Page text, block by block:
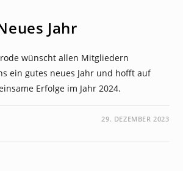
Jahr
wünscht allen Mitgliedern
ein gutes neues Jahr und hofft auf
Erfolge im Jahr 2024.
29. DEZEMBER 2023